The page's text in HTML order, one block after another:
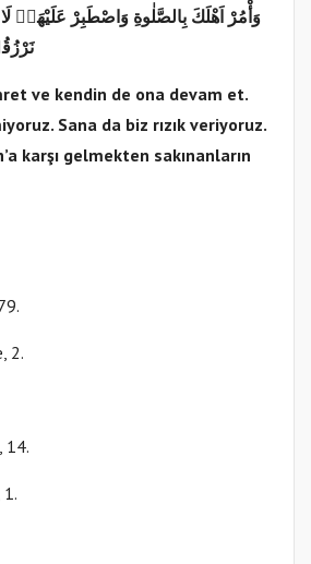
وَأْمُرْ اَهْلَكَ بِالصَّلٰوةِ وَاصْطَبِرْ
ve kendin de ona devam et.
Sana da biz rızık veriyoruz.
karşı gelmekten sakınanların
2.
14.